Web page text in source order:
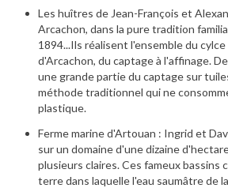
Les huîtres de Jean-François et
Arcachon, dans la pure tradition
1894...Ils réalisent l'ensemble du cylce
d'Arcachon, du captage à l'affinage.
une grande partie du captage sur
méthode traditionnel qui ne
plastique.
Ferme marine d'Artouan : Ingrid et
sur un domaine d'une dizaine
plusieurs claires. Ces fameux bassins
terre dans laquelle l'eau saumâtre de